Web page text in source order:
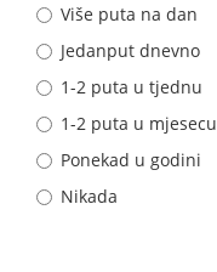
Više puta na dan
Jedanput dnevno
1-2 puta u tjednu
1-2 puta u mjesecu
Ponekad u godini
Nikada